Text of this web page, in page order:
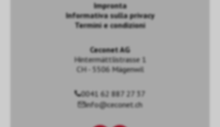
Impronta
Informativa sulla privacy
Termini e condizioni
Ceconet AG
Hintermättlistrasse 1
CH - 5506 Mägenwil
0041 62 887 27 37
info@ceconet.ch